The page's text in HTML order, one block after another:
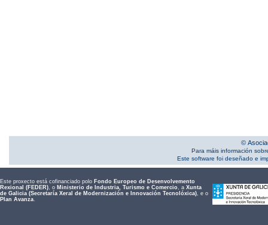
©
Para máis información
Este software foi deseñado e
Este proxecto está cofinanciado polo Fondo Europeo de Desenvolvemento
Rexional (FEDER), o Ministerio de Industria, Turismo e Comercio, a Xunta
de Galicia (Secretaría Xeral de Modernización e Innovación Tecnolóxica), e o
Plan Avanza.